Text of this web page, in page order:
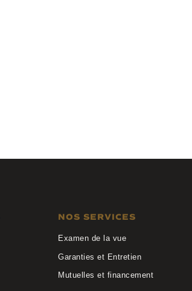
NOS SERVICES
Examen de la vue
Garanties et Entretien
Mutuelles et financement